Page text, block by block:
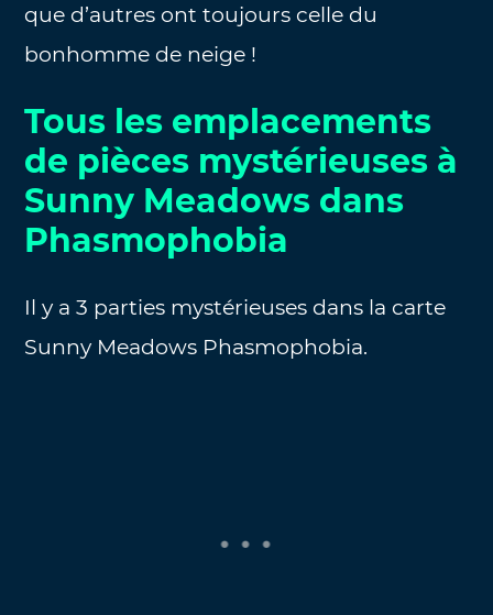
que d’autres ont toujours celle du
bonhomme de neige !
Tous les emplacements
de pièces mystérieuses à
Sunny Meadows dans
Phasmophobia
Il y a 3 parties mystérieuses dans la carte
Sunny Meadows Phasmophobia.